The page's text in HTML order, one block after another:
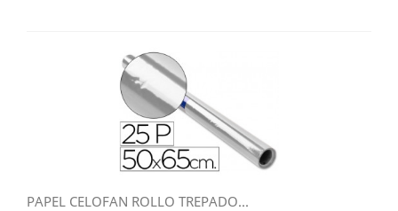
PAPEL CELOFAN ROLLO TREPADO...